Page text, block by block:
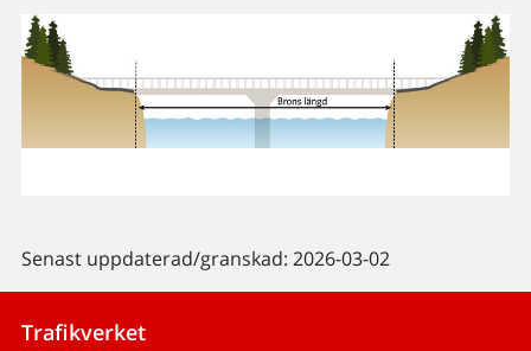
Senast uppdaterad/granskad: 2026-03-02
Trafikverket